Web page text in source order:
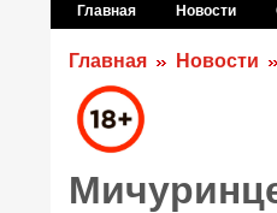
Главная Новости
Главная Новости